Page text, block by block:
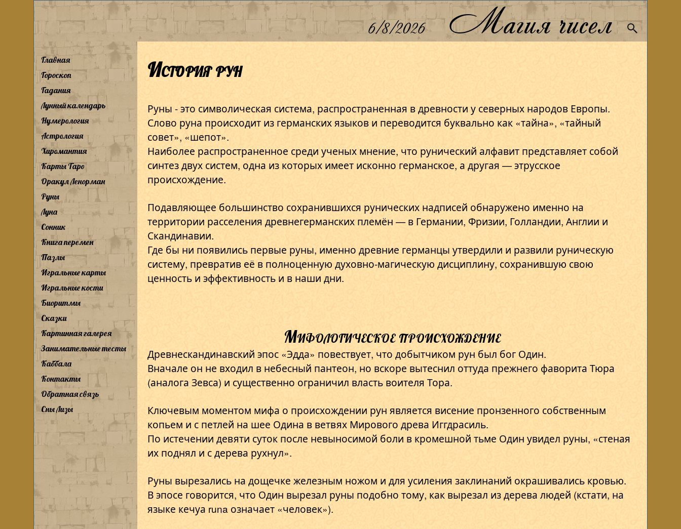
6/8/2026 Магия чисел
Главная
Гороскоп
Гадания
Лунный календарь
Нумерология
Астрология
Хиромантия
Карты Таро
Оракул Ленорман
Руны
Луна
Сонник
Книга перемен
Пазлы
Игральные карты
Игральные кости
Биоритмы
Сказки
Картинная галерея
Занимательные тесты
Каббала
Контакты
Обратная связь
Сны Лизы
История рун
Руны - это символическая система, распространенная в древности у северных народов Европы.
Слово руна происходит из германских языков и переводится буквально как «тайна», «тайный
совет», «шепот».
Наиболее распространенное среди ученых мнение, что рунический алфавит представляет собой
синтез двух систем, одна из которых имеет исконно германское, а другая — этрусское
происхождение.
Подавляющее большинство сохранившихся рунических надписей обнаружено именно на
территории расселения древнегерманских племён — в Германии, Фризии, Голландии, Англии и
Скандинавии.
Где бы ни появились первые руны, именно древние германцы утвердили и развили руническую
систему, превратив её в полноценную духовно-магическую дисциплину, сохранившую свою
ценность и эффективность и в наши дни.
Мифологическое происхождение
Древнескандинавский эпос «Эдда» повествует, что добытчиком рун был бог Один.
Вначале он не входил в небесный пантеон, но вскоре вытеснил оттуда прежнего фаворита Тюра
(аналога Зевса) и существенно ограничил власть воителя Тора.
Ключевым моментом мифа о происхождении рун является висение пронзенного собственным
копьем и с петлей на шее Одина в ветвях Мирового древа Иггдрасиль.
По истечении девяти суток после невыносимой боли в кромешной тьме Один увидел руны, «стеная
их поднял и с дерева рухнул».
Руны вырезались на дощечке железным ножом и для усиления заклинаний окрашивались кровью.
В эпосе говорится, что Один вырезал руны подобно тому, как вырезал из дерева людей (кстати, на
языке кечуа runa означает «человек»).